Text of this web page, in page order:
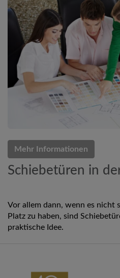
Mehr Informationen
Schiebetüren in
Vor allem dann, wenn es nicht
Platz zu haben, sind
praktische Idee.